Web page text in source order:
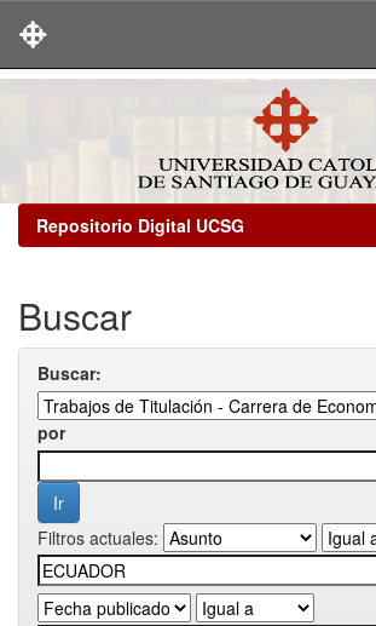
Repositorio Digital UCSG
Buscar
Buscar:
por
Filtros actuales: